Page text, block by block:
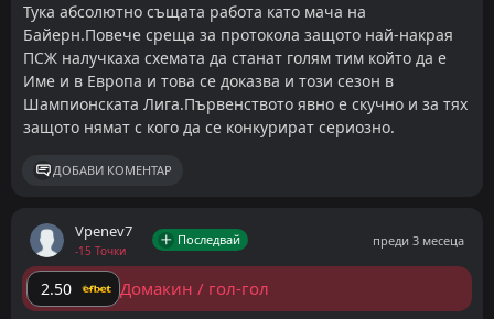
Тука абсолютно същата работа като мача на
Байерн.Повече среща за протокола защото най-накрая
ПСЖ налучкаха схемата да станат голям тим който да е
Име и в Европа и това се доказва и този сезон в
Шампионската Лига.Първенството явно е скучно и за тях
защото нямат с кого да се конкурират сериозно.
ДОБАВИ КОМЕНТАР
Vpenev7
-15 Точки
Последвай преди 3 месеца
2.50 Домакин / гол-гол